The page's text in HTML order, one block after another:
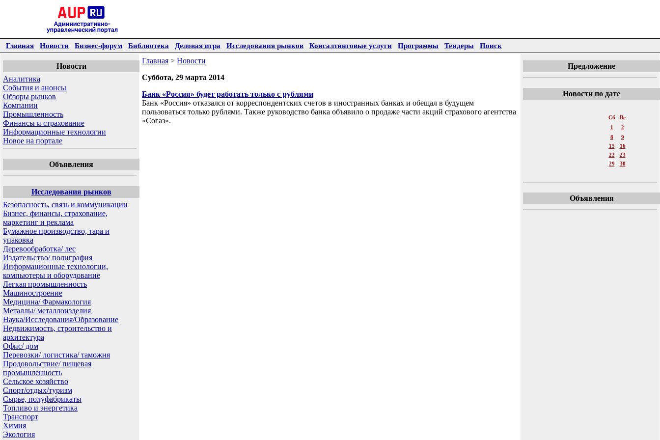
Главная Новости Бизнес-форум Библиотека Деловая игра Исследования рынков Консалтинговые услуги Программы Тендеры Поиск
Новости
Аналитика
События и анонсы
Обзоры рынков
Компании
Промышленность
Финансы и страхование
Информационные технологии
Новое на портале
Объявления
Исследования рынков
Безопасность, связь и коммуникации
Бизнес, финансы, страхование,
маркетинг и реклама
Бумажное производство, тара и
упаковка
Деревообработка/ лес
Издательство/ полиграфия
Информационные технологии,
компьютеры и оборудование
Легкая промышленность
Машиностроение
Медицина/ Фармакология
Металлы/ металлоизделия
Наука/Исследования/Образование
Недвижимость, строительство и
архитектура
Офис/ дом
Перевозки/ логистика/ таможня
Продовольствие/ пищевая
промышленность
Сельское хозяйство
Спорт/отдых/туризм
Сырье, полуфабрикаты
Топливо и энергетика
Транспорт
Химия
Экология
Главная > Новости
Суббота, 29 марта 2014
Банк «Россия» будет работать только с рублями
Банк «Россия» отказался от корреспондентских счетов в иностранных банках и обещал в будущем
пользоваться только рублями. Также руководство банка объявило о продаже части акций страхового агентства
«Согаз».
Предложение
Новости по дате
Сб
Вс
1
2
8
9
15
16
22
23
29
30
Объявления